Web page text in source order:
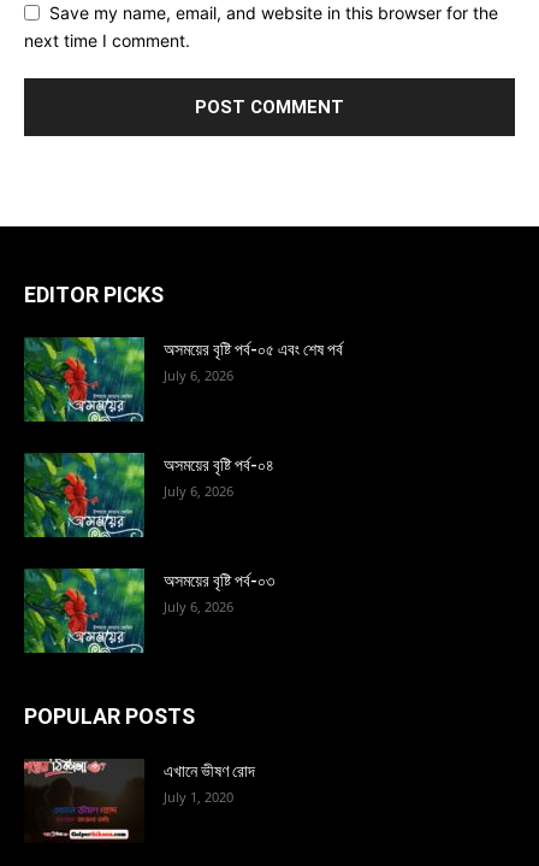
Save my name, email, and website in this browser for the
next time I comment.
EDITOR PICKS
অসময়ের বৃষ্টি পর্ব-০৫ এবং শেষ পর্ব
July 6, 2026
অসময়ের বৃষ্টি পর্ব-০৪
July 6, 2026
অসময়ের বৃষ্টি পর্ব-০৩
July 6, 2026
POPULAR POSTS
এখানে ভীষণ রোদ
July 1, 2020